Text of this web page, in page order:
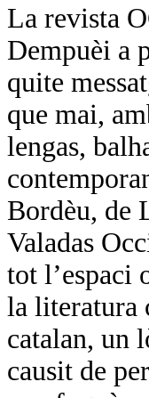
La revista
Dempuèi a
quite
que mai,
lengas,
Bordèu, de
Valadas
tot l’espaci
la literatura
catalan, un
causit de